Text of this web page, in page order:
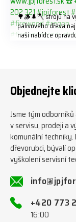
🌳🪵🌲🪓 strojů na
palivového dřeva
naší nabídce
#firewoodproduction
Objednejte
Jsme tým
v servisu, prodeji a
komunální techniky.
dřevorubci, bývalí
vyškolení servisní
+420 773
16:00